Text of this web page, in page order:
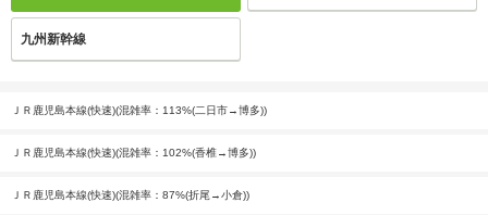
九州新幹線
ＪＲ鹿児島本線(快速)(混雑率：113%(二日市→博多))
ＪＲ鹿児島本線(快速)(混雑率：102%(香椎→博多))
ＪＲ鹿児島本線(快速)(混雑率：87%(折尾→小倉))